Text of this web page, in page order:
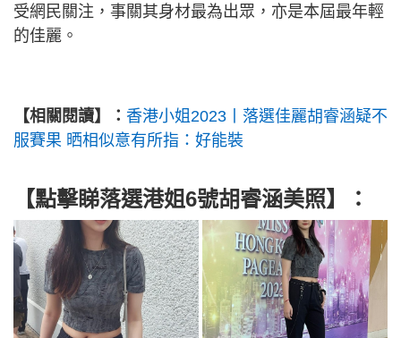
受網民關注，事關其身材最為出眾，亦是本屆最年輕
的佳麗。
【相關閱讀】： 香港小姐2023丨落選佳麗胡睿涵疑不
服賽果 晒相似意有所指：好能裝
【點擊睇落選港姐6號胡睿涵美照】：